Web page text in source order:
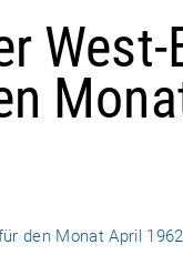
West-
den Monat April 1962